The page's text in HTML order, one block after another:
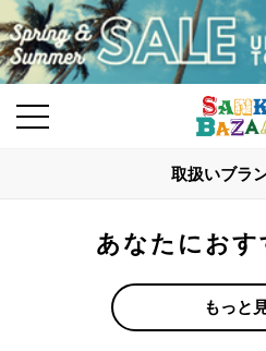
取扱いブラ
あなたにおす
もっと